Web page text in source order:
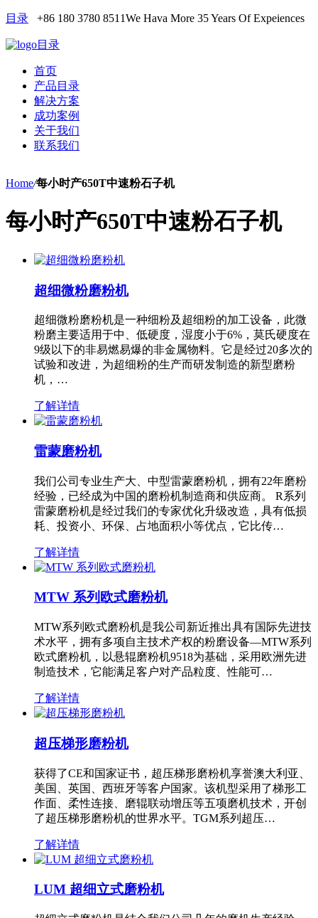
目录 +86 180 3780 8511We Hava More 35 Years Of Expeiences
目录
首页
产品目录
解决方案
成功案例
关于我们
联系我们
Home/每小时产650T中速粉石子机
每小时产650T中速粉石子机
超细微粉磨粉机
超细微粉磨粉机是一种细粉及超细粉的加工设备，此微
粉磨主要适用于中、低硬度，湿度小于6%，莫氏硬度在
9级以下的非易燃易爆的非金属物料。它是经过20多次的
试验和改进，为超细粉的生产而研发制造的新型磨粉
机，…
了解详情
雷蒙磨粉机
我们公司专业生产大、中型雷蒙磨粉机，拥有22年磨粉
经验，已经成为中国的磨粉机制造商和供应商。 R系列
雷蒙磨粉机是经过我们的专家优化升级改造，具有低损
耗、投资小、环保、占地面积小等优点，它比传…
了解详情
MTW 系列欧式磨粉机
MTW系列欧式磨粉机是我公司新近推出具有国际先进技
术水平，拥有多项自主技术产权的粉磨设备—MTW系列
欧式磨粉机，以悬辊磨粉机9518为基础，采用欧洲先进
制造技术，它能满足客户对产品粒度、性能可…
了解详情
超压梯形磨粉机
获得了CE和国家证书，超压梯形磨粉机享誉澳大利亚、
美国、英国、西班牙等客户国家。该机型采用了梯形工
作面、柔性连接、磨辊联动增压等五项磨机技术，开创
了超压梯形磨粉机的世界水平。TGM系列超压…
了解详情
LUM 超细立式磨粉机